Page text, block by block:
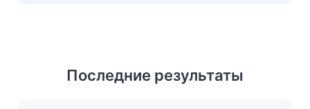
Последние результаты